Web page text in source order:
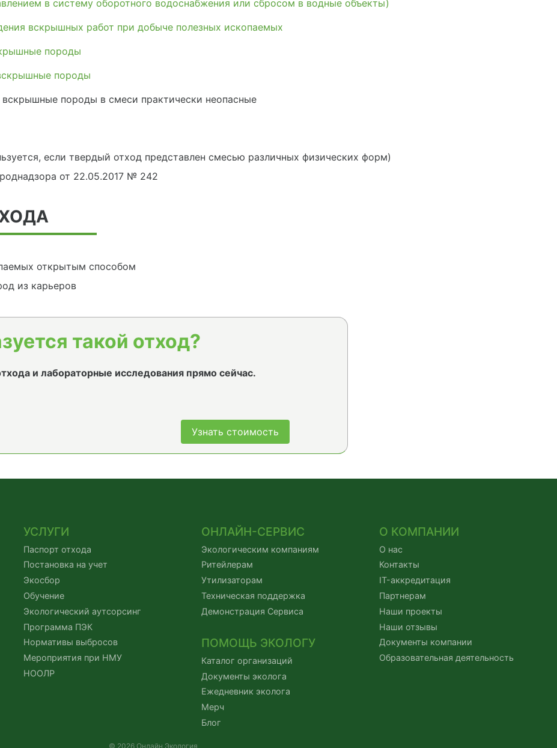
в систему оборотного водоснабжения или сбросом в водные объекты)
вскрышных работ при добыче полезных ископаемых
породы
породы
вскрышные породы в смеси практически неопасные
если твердый отход представлен смесью различных физических форм)
от 22.05.2017 № 242
открытым способом
из карьеров
такой отход?
и лабораторные исследования прямо сейчас.
Узнать стоимость
УСЛУГИ
Паспорт отхода
Постановка на учет
Экосбор
Обучение
Экологический аутсорсинг
Программа ПЭК
Нормативы выбросов
Мероприятия при НМУ
НООЛР
ОНЛАЙН-СЕРВИС
Экологическим компаниям
Ритейлерам
Утилизаторам
Техническая поддержка
Демонстрация Сервиса
ПОМОЩЬ ЭКОЛОГУ
Каталог организаций
Документы эколога
Ежедневник эколога
Мерч
Блог
О КОМПАНИИ
О нас
Контакты
IT-аккредитация
Партнерам
Наши проекты
Наши отзывы
Документы компании
Образовательная деятельность
© 2026 Онлайн Экология